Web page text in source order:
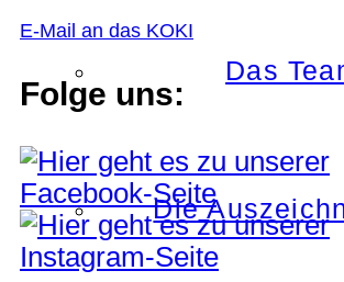
Das
Die
E-Mail an das KOKI
Folge uns: